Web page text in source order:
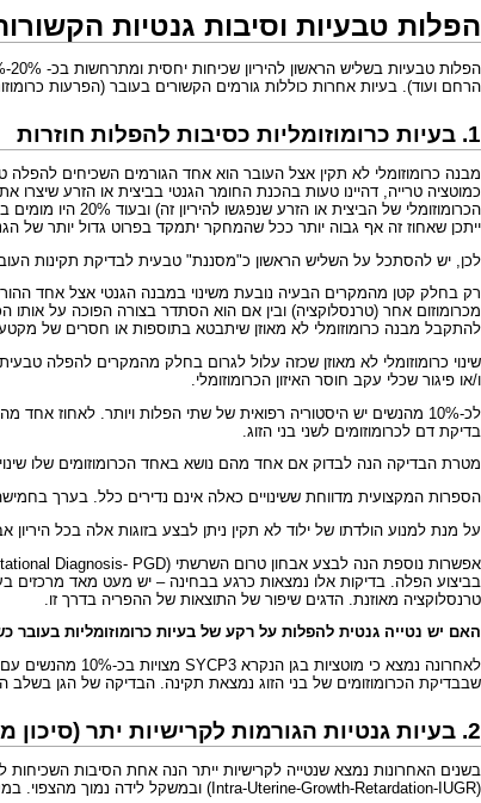
הפלות טבעיות וסיבות גנטיות
הרחם ועוד). בעיות אחרות כוללות גורמים הקשורים בעובר (הפרעות
1. בעיות כרומוזומליות כסיבות להפלות חוזרות
ייתכן שאחוז זה אף גבוה יותר ככל שהמחקר יתמקד בפרוט גדול יותר של
לכן, יש להסתכל על השליש הראשון כ"מסננת" טבעית לבדיקת תקינות
רק בחלק קטן מהמקרים הבעיה נובעת משינוי במבנה הגנטי אצל אחד
מכרומוזום אחר (טרנסלוקציה) ובין אם הוא הסתדר בצורה הפוכה על אותו
להתקבל מבנה כרומוזומלי לא מאוזן שיתבטא בתוספות או חסרים של
שינוי כרומוזומלי לא מאוזן שכזה עלול לגרום בחלק מהמקרים להפלה
ו/או פיגור שכלי עקב חוסר האיזון הכרומוזומלי.
לכ-10% מהנשים יש היסטוריה רפואית של שתי הפלות ויותר.
בדיקת דם לכרומוזומים לשני בני הזוג.
מטרת הבדיקה הנה לבדוק אם אחד מהם נושא באחד הכרומוזומים שלו שינוי
הספרות המקצועית מדווחת ששינויים כאלה אינם נדירים כלל. בערך
על מנת למנוע הולדתו של ילוד לא תקין ניתן לבצע בזוגות אלה בכל
אפשרות נוספת הנה לבצע אבחון טרום השרשתי (Pre-Gestational Diagnosis-PGD
בביצוע הפלה. בדיקות אלו נמצאות כרגע בבחינה – יש מעט מאד מרכזים
טרנסלוקציה מאוזנת. הדגים שיפור של התוצאות של ההפריה בדרך זו.
האם יש נטייה גנטית להפלות על רקע של בעיות כרומוזומליות בעובר
שבבדיקת הכרומוזומים של בני הזוג נמצאת תקינה. הבדיקה של הגן בשלב
2. בעיות גנטיות הגורמות ל קרישיות יתר (סיכון
בשנים האחרונות נמצא שנטייה לקרישיות ייתר הנה אחת הסיבות
(Intra-Uterine-Growth-Retardation-IUGR) ובמשקל לידה נמוך מהצפוי. במקרים חמורים נטייה זו אף עלולה לגרום למות עובר ברחם.